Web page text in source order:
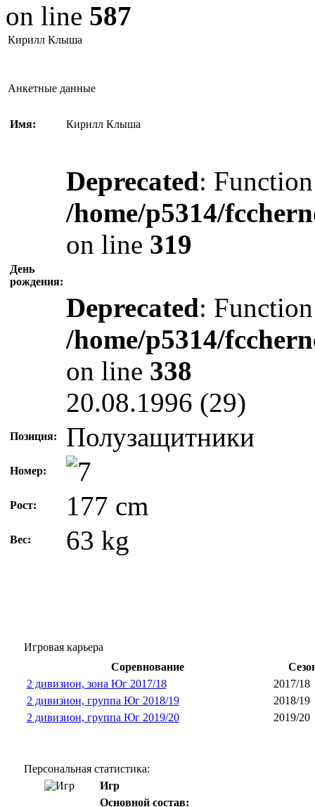
on line 587
Кирилл Клыша
Анкетные данные
Имя: Кирилл Клыша
День
рождения:
Deprecated:
/home/p5314/
on line 319
Deprecated:
/home/p5314/
on line 338
20.08.1996 (29)
Позиция: Полузащитники
Номер:
Рост: 177 cm
Вес: 63 kg
Игровая карьера
Соревнование
2 дивизион, зона Юг 2017/18
2017/18
2 дивизион, группа Юг 2018/19
2018/19
2 дивизион, группа Юг 2019/20
2019/20
Персональная статистика:
Игр
Основной состав: